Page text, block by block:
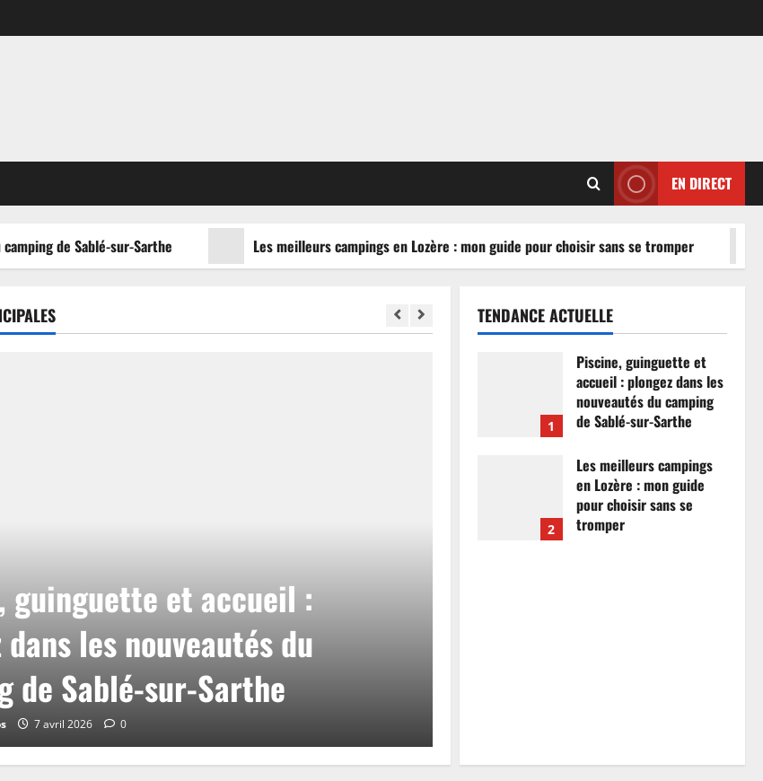
EN DIRECT
de Sablé-sur-Sarthe Les meilleurs campings en Lozère : mon guide pour choisir sans se tromper
guinguette et accueil :
les nouveautés du
de Sablé-sur-Sarthe
7 avril 2026 0
TENDANCE ACTUELLE
1
Piscine, guinguette et
accueil : plongez dans les
nouveautés du camping
de Sablé-sur-Sarthe
2
Les meilleurs campings
en Lozère : mon guide
pour choisir sans se
tromper